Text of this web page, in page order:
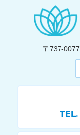
〒737-0077
TEL